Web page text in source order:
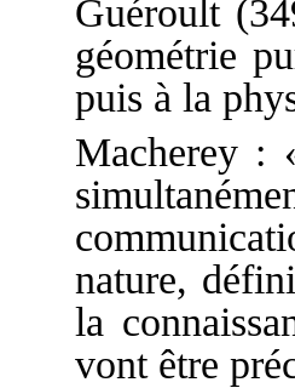
Guéroult
géométrie
puis à la
Macherey :
nature,
la
vont être